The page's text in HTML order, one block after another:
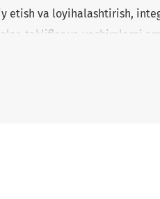
etish va loyihalashtirish,
takliflar va yechimlarni
o‘qituvchilari,